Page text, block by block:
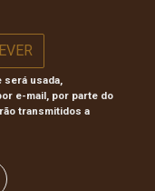
usada,
e-mail, por parte do
transmitidos a